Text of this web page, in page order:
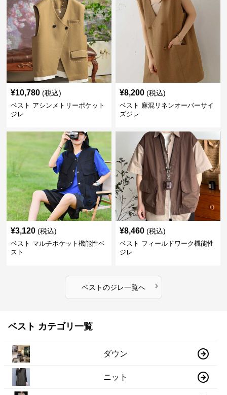
¥10,780 (税込)
ベスト アシンメトリーポケット
ジレ
¥8,200 (税込)
ベスト 麻混リネンオーバーサイ
ズジレ
¥3,120 (税込)
ベスト マルチポケット機能性ベ
スト
¥8,460 (税込)
ベスト フィールドワーク機能性
ジレ
ベストのジレ一覧へ ›
ベスト カテゴリ一覧
ダウン
ニット